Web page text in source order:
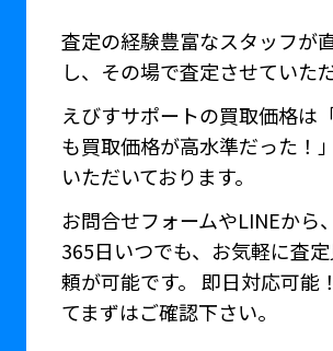
査定の経験豊富なスタッフが
し、その場で査定させていた
えびすサポートの買取価格は
も買取価格が高水準だった！
いただいております。
お問合せフォームやLINEから
365日いつでも、お気軽に査
頼が可能です。 即日対応可能
てまずはご確認下さい。